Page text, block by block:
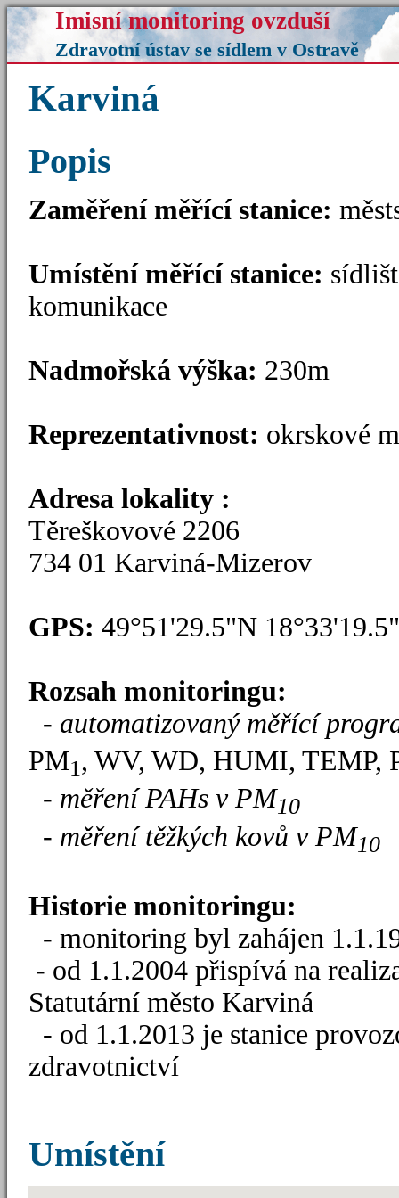
Imisní monitoring ovzduší
Zdravotní ústav se sídlem v Ostravě
Karviná
Popis
Zaměření měřící stanice:
Umístění měřící stanice:
komunikace
Nadmořská výška: 230m
Reprezentativnost: okrskové
Adresa lokality :
Těreškovové 2206
734 01 Karviná-Mizerov
GPS: 49°51'29.5"N
Rozsah monitoringu:
- automatizovaný měřící
PM1, WV, WD, HUMI, TEMP,
- měření PAHs v PM10
- měření těžkých kovů v PM10
Historie monitoringu:
- monitoring byl zahájen
- od 1.1.2004 přispívá na
Statutární město Karviná
- od 1.1.2013 je stanice
zdravotnictví
Umístění